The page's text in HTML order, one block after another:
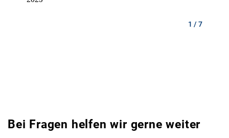
1 / 7
Bei Fragen helfen wir gerne weiter